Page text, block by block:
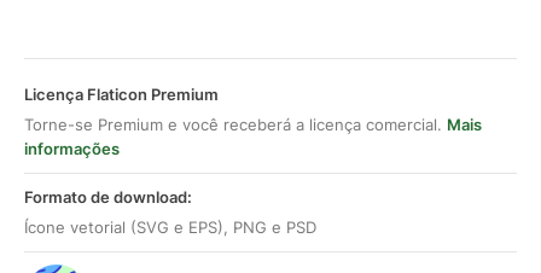
Licença Flaticon Premium
Torne-se Premium e você receberá a licença comercial. Mais
informações
Formato de download:
Ícone vetorial (SVG e EPS), PNG e PSD